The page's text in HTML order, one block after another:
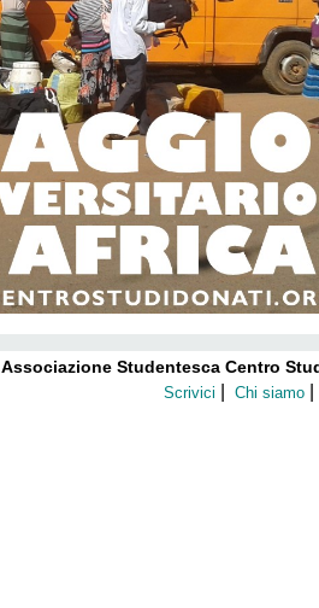
Associazione Studentesca Centro
Scrivici Chi siamo